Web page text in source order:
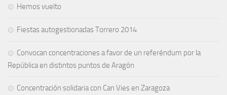
Hemos vuelto
Fiestas autogestionadas Torrero 2014
Convocan concentraciones a favor de un referéndum por la
República en distintos puntos de Aragón
Concentración solidaria con Can Vies en Zaragoza